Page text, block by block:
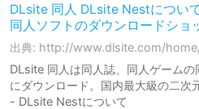
DLsite 同人 DLsite Nestについ
同人ソフトのダウンロードショ
出典: http://www.dlsite.com/
DLsite 同人は同人誌、同人ゲーム
にダウンロード。国内最大級の二次
- DLsite Nestについて